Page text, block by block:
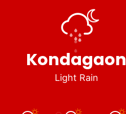
Kondagaon
Light Rain